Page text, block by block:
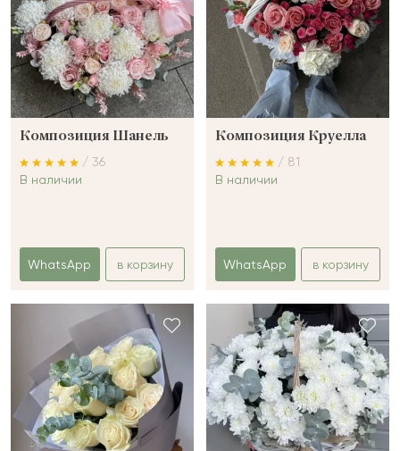
Композиция Шанель
/ 36
В наличии
WhatsApp в корзину
Композиция Круелла
/ 81
В наличии
WhatsApp в корзину